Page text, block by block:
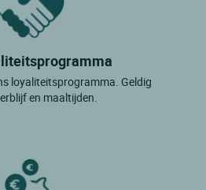
loyaliteitsprogramma. Geldig
en maaltijden.